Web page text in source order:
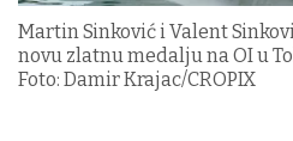
Martin Sinković i Valent
novu zlatnu medalju na OI u
Foto: Damir Krajac/CROPIX